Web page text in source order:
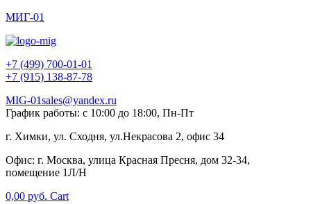
МИГ-01
+7 (499) 700-01-01
+7 (915) 138-87-78
MIG-01sales@yandex.ru
График работы: с 10:00 до 18:00, Пн-Пт
г. Химки, ул. Сходня, ул.Некрасова 2, офис 34
Офис: г. Москва, улица Красная Пресня, дом 32-34,
помещение 1Л/Н
0,00 руб. Cart